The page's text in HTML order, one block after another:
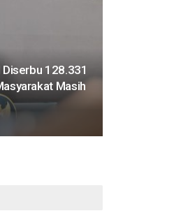
128.331
Masih